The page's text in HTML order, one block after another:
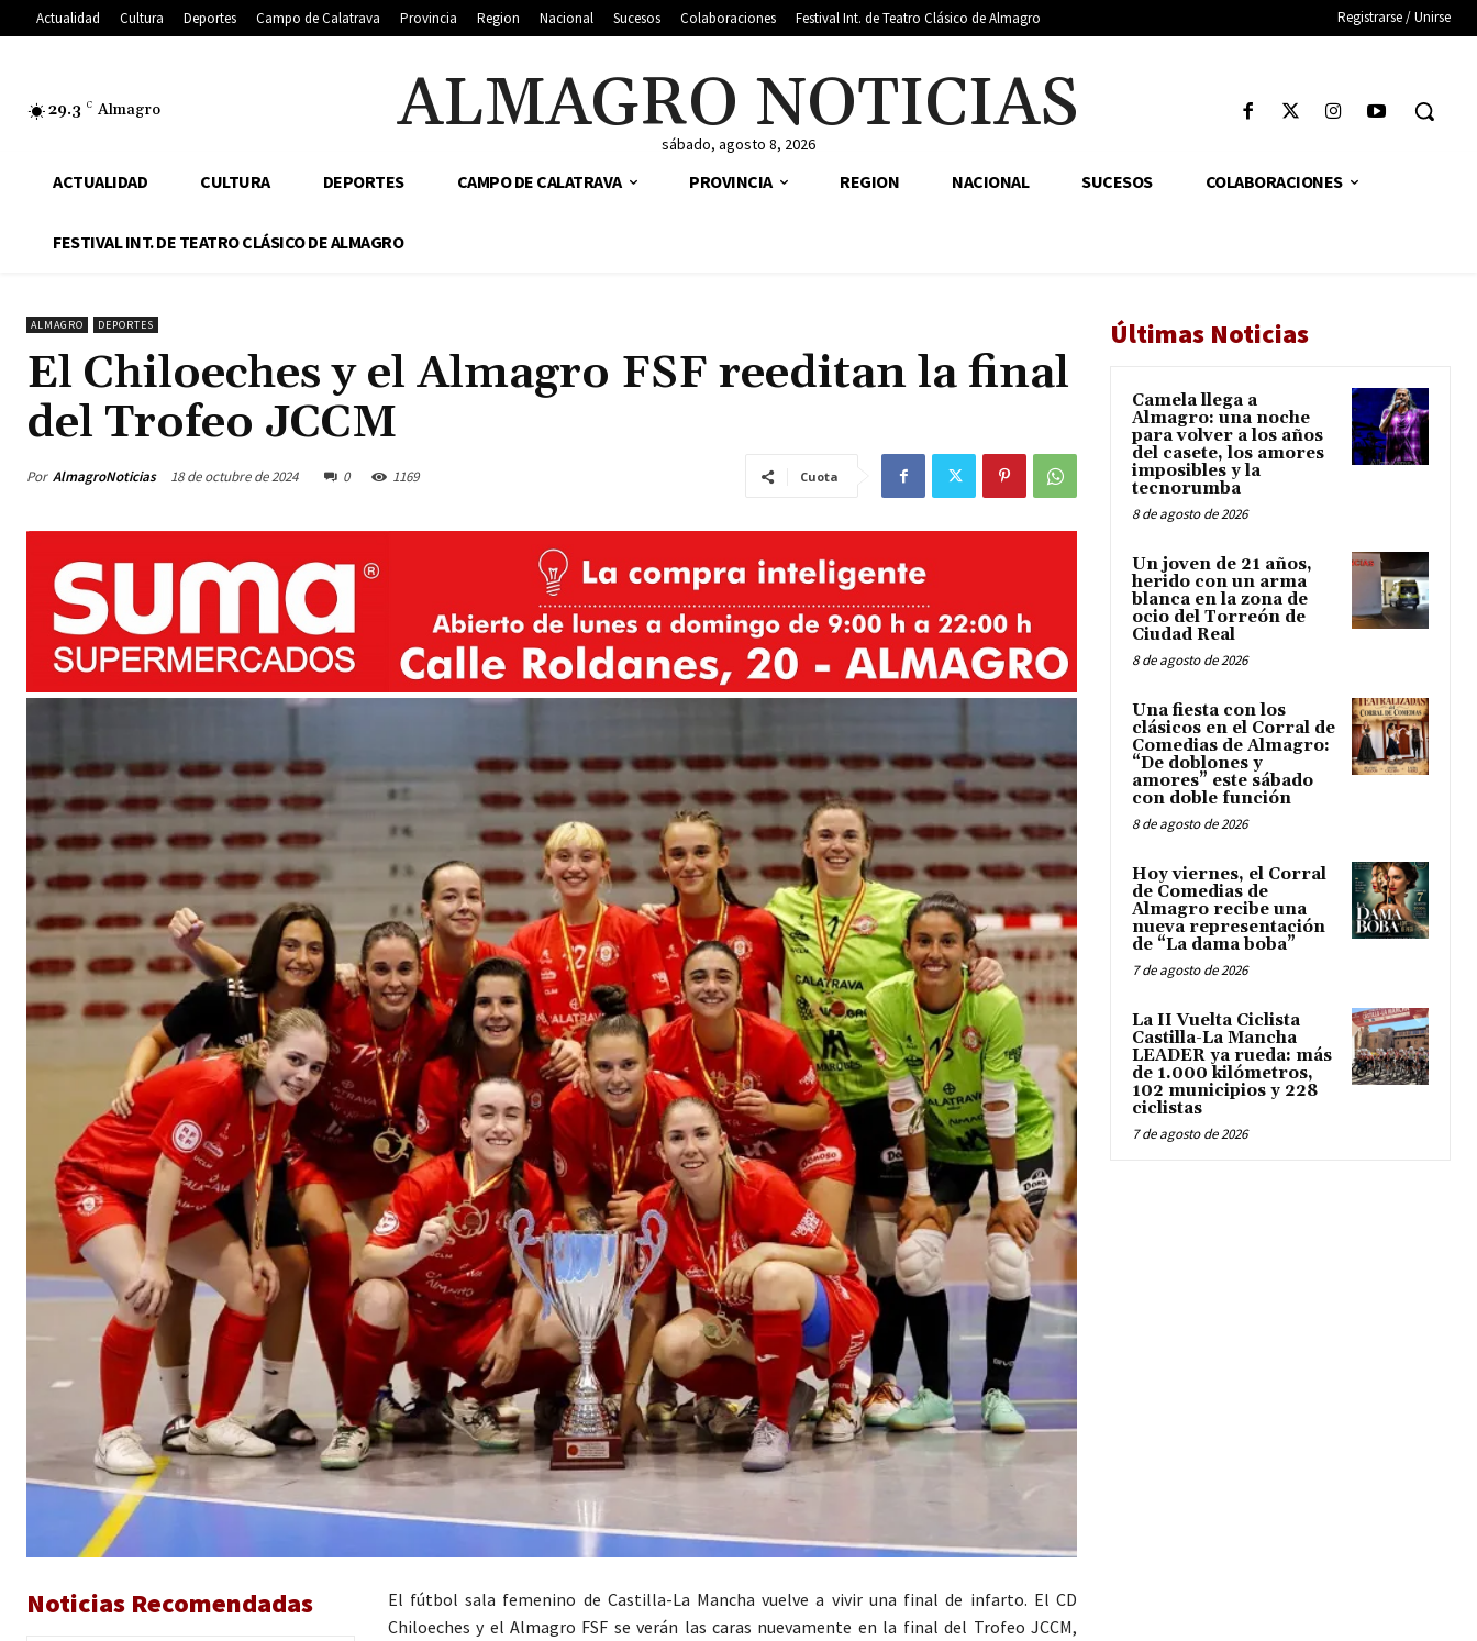
Actualidad Cultura Deportes Campo de Calatrava Provincia Region Nacional Sucesos Colaboraciones Festival Int. de Teatro Clásico de Almagro Registrarse / Unirse
29.3 C Almagro ALMAGRO NOTICIAS
sábado, agosto 8, 2026
ACTUALIDAD CULTURA DEPORTES CAMPO DE CALATRAVA PROVINCIA REGION NACIONAL SUCESOS COLABORACIONES
FESTIVAL INT. DE TEATRO CLÁSICO DE ALMAGRO
ALMAGRO DEPORTES
El Chiloeches y el Almagro FSF reeditan la final
del Trofeo JCCM
Por AlmagroNoticias 18 de octubre de 2024 0 1169 Cuota
Noticias Recomendadas
El fútbol sala femenino de Castilla-La Mancha vuelve a vivir una final de infarto. El CD
Chiloeches y el Almagro FSF se verán las caras nuevamente en la final del Trofeo JCCM,
Últimas Noticias
Camela llega a
Almagro: una noche
para volver a los años
del casete, los amores
imposibles y la
tecnorumba
8 de agosto de 2026
Un joven de 21 años,
herido con un arma
blanca en la zona de
ocio del Torreón de
Ciudad Real
8 de agosto de 2026
Una fiesta con los
clásicos en el Corral de
Comedias de Almagro:
“De doblones y
amores” este sábado
con doble función
8 de agosto de 2026
Hoy viernes, el Corral
de Comedias de
Almagro recibe una
nueva representación
de “La dama boba”
7 de agosto de 2026
La II Vuelta Ciclista
Castilla-La Mancha
LEADER ya rueda: más
de 1.000 kilómetros,
102 municipios y 228
ciclistas
7 de agosto de 2026